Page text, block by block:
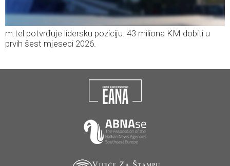
m:tel potvrđuje lidersku poziciju: 43 miliona KM dobiti u
prvih šest mjeseci 2026.